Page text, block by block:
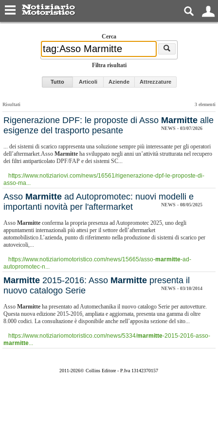
Cerca
Filtra risultati
Tutto Articoli Aziende Attrezzature
Risultati 3 elementi
Rigenerazione DPF: le proposte di Asso Marmitte alle
esigenze del trasporto pesante
NEWS - 03/07/2026
... dei sistemi di scarico rappresenta una soluzione sempre più interessante per gli operatori
dell’aftermarket.Asso Marmitte ha sviluppato negli anni un’attività strutturata nel recupero
dei filtri antiparticolato DPF/FAP e dei sistemi SC...
https://www.notiziariovi.com/news/16561/rigenerazione-dpf-le-proposte-di-
asso-ma...
Asso Marmitte ad Autopromotec: nuovi modelli e
importanti novità per l'aftermarket
NEWS - 08/05/2025
Asso Marmitte conferma la propria presenza ad Autopromotec 2025, uno degli
appuntamenti internazionali più attesi per il settore dell’aftermarket
automobilistico.L’azienda, punto di riferimento nella produzione di sistemi di scarico per
autoveicoli,...
https://www.notiziariomotoristico.com/news/15665/asso-marmitte-ad-
autopromotec-n...
Marmitte 2015-2016: Asso Marmitte presenta il
nuovo catalogo Serie
NEWS - 03/10/2014
Asso Marmitte ha presentato ad Automechanika il nuovo catalogo Serie per autovetture.
Questa nuova edizione 2015-2016, ampliata e aggiornata, presenta una gamma di oltre
8.000 codici. La consultazione è disponibile anche nell’apposita sezione del sito...
https://www.notiziariomotoristico.com/news/5334/marmitte-2015-2016-asso-
marmitte...
2011-2026© Collins Editore - P.Iva 13142370157